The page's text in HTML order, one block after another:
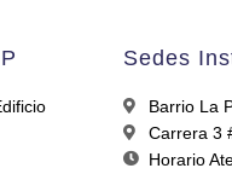
Sedes
Barrio La
Carrera 3
Horario